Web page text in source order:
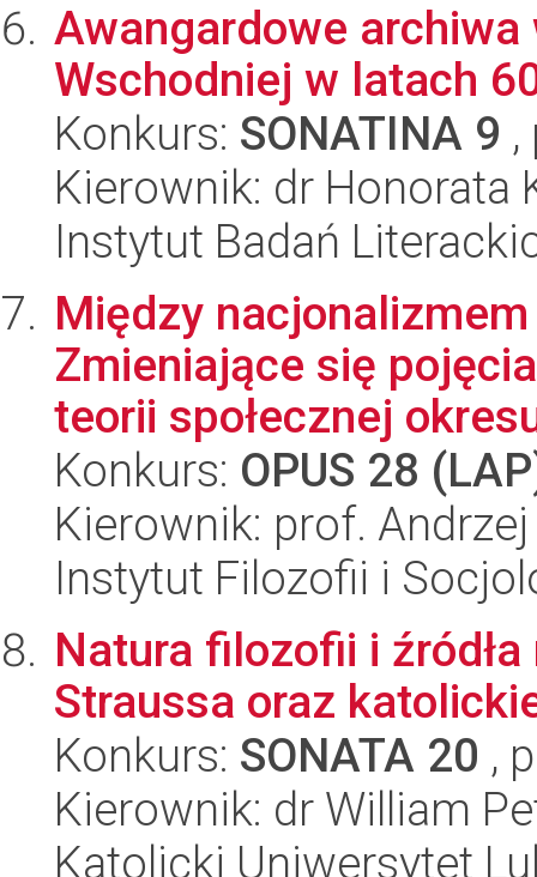
Awangardowe
Wschodniej w latach
Konkurs: SONATINA 9
Kierownik: dr Honorata
Instytut Badań
Między
Zmieniające się
teorii społecznej
Konkurs: OPUS 28
Kierownik: prof. Andrzej
Instytut Filozofii i
Natura filozofii i
Straussa oraz
Konkurs: SONATA 20 ,
Kierownik: dr William
Katolicki Uniwersytet